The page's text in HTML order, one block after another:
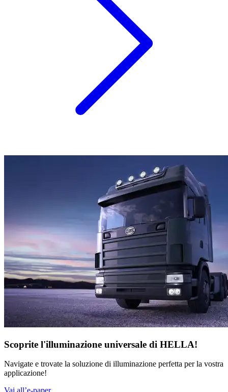
Scoprite l'illuminazione universale di HELLA!
Navigate e trovate la soluzione di illuminazione perfetta per la vostra
applicazione!